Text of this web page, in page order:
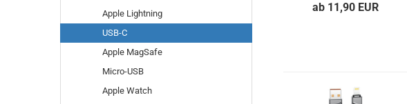
ab 11,90 EUR
Apple Lightning
USB-C
Apple MagSafe
Micro-USB
Apple Watch